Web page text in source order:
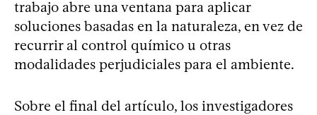
trabajo abre una ventana para aplicar
soluciones basadas en la naturaleza, en vez de
recurrir al control químico u otras
modalidades perjudiciales para el ambiente.
Sobre el final del artículo, los investigadores